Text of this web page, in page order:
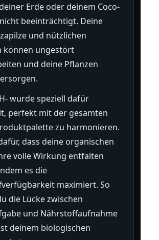
Erde oder deinem Coco-
beeinträchtigt. Deine
und nützlichen
können ungestört
und deine Pflanzen
wurde speziell dafür
perfekt mit der gesamten
zu harmonieren.
dass deine organischen
volle Wirkung entfalten
es die
maximiert. So
die Lücke zwischen
und Nährstoffaufnahme
deinem biologischen